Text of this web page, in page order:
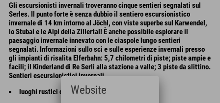
Gli escursionisti invernali troveranno cinque sentieri segnalati sul
Serles. Il punto forte è senza dubbio il sentiero escursionistico
invernale di 14 km intorno al Jöchl, con viste superbe sul Karwendel,
lo Stubai e le Alpi della Zillertal! È anche possibile esplorare il
paesaggio invernale innevato con le ciaspole lungo sentieri
segnalati. Informazioni sullo sci e sulle esperienze invernali presso
gli impianti di risalita Elferbahn: 5,7 chilometri di piste; piste ampie e
facili; il Kinderland di Re Serli alla stazione a valle; 3 piste da slittino.
Sentieri escursionistici invernali
luoghi rustici dove fermarsi per un ristoro
Website